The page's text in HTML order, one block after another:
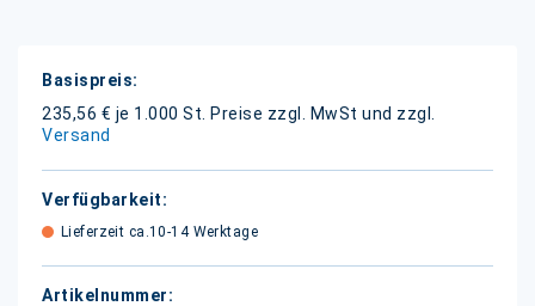
Weitere
Informationen
235,56 € je 1.000 St.
Preise zzgl. MwSt und zzgl.
Versand
Lieferzeit ca.10-14 Werktage